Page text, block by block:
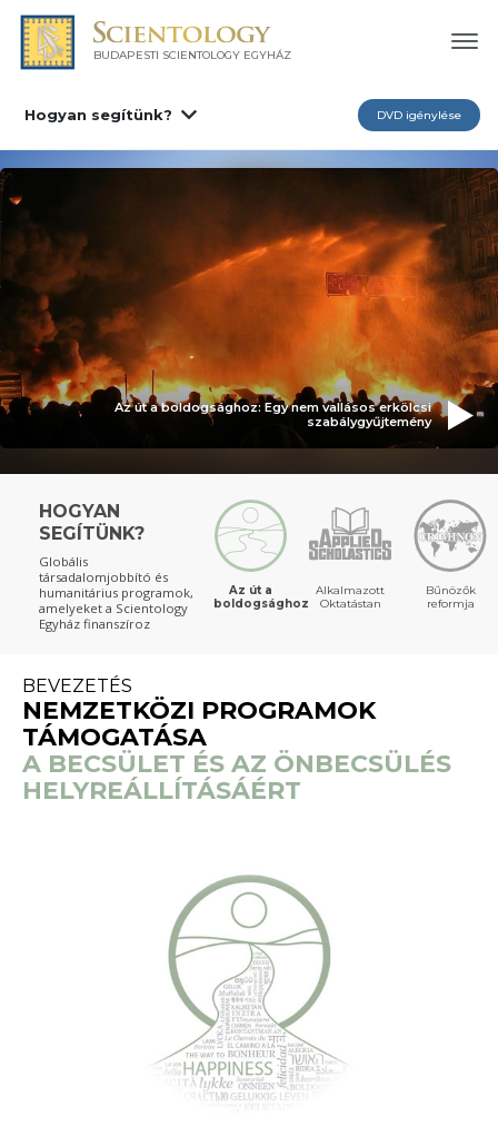
BUDAPESTI SCIENTOLOGY EGYHÁZ
Hogyan segítünk? DVD igénylése
Az út a boldogsághoz: Egy nem vallásos erkölcsi
szabálygyűjtemény
HOGYAN
SEGÍTÜNK?
Globális
társadalomjobbító és
humanitárius programok,
amelyeket a Scientology
Egyház finanszíroz
Az út a
boldogsághoz
Alkalmazott
Oktatástan
Bűnözők
reformja
BEVEZETÉS
NEMZETKÖZI PROGRAMOK
TÁMOGATÁSA
A BECSÜLET ÉS AZ ÖNBECSÜLÉS
HELYREÁLLÍTÁSÁÉRT